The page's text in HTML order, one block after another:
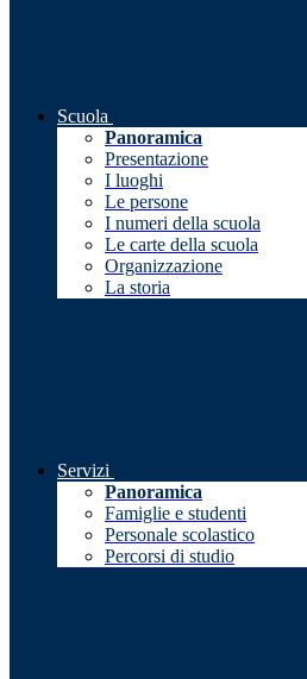
Scuola
Panoramica
Presentazione
I luoghi
Le persone
I numeri della scuola
Le carte della scuola
Organizzazione
La storia
Servizi
Panoramica
Famiglie e studenti
Personale scolastico
Percorsi di studio